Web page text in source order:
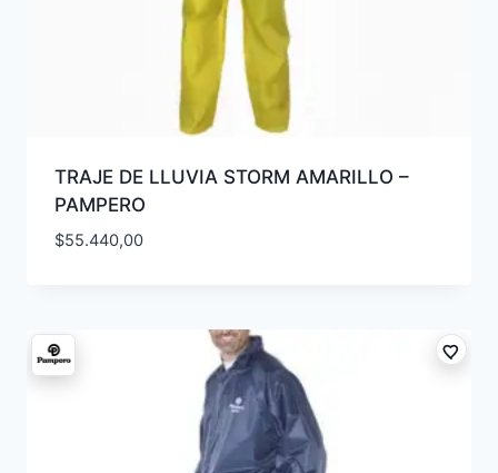
TRAJE DE LLUVIA STORM AMARILLO –
PAMPERO
$55.440,00